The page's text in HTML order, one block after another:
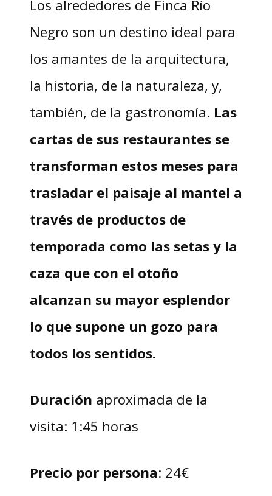
Los alrededores de Finca Río
Negro son un destino ideal para
los amantes de la arquitectura,
la historia, de la naturaleza, y,
también, de la gastronomía. Las
cartas de sus restaurantes se
transforman estos meses para
trasladar el paisaje al mantel a
través de productos de
temporada como las setas y la
caza que con el otoño
alcanzan su mayor esplendor
lo que supone un gozo para
todos los sentidos.
Duración aproximada de la
visita: 1:45 horas
Precio por persona: 24€